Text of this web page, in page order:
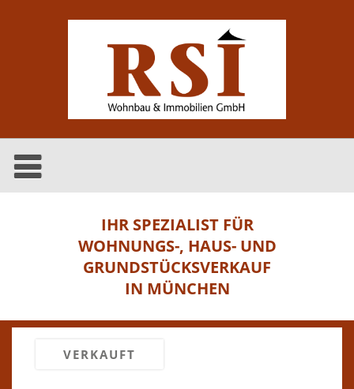
IHR SPEZIALIST FÜR
WOHNUNGS-, HAUS- UND
GRUNDSTÜCKSVERKAUF
IN MÜNCHEN
VERKAUFT